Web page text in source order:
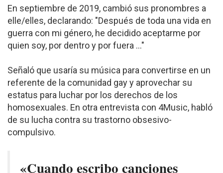
En septiembre de 2019, cambió sus pronombres a
elle/elles, declarando: "Después de toda una vida en
guerra con mi género, he decidido aceptarme por
quien soy, por dentro y por fuera ..."
Señaló que usaría su música para convertirse en un
referente de la comunidad gay y aprovechar su
estatus para luchar por los derechos de los
homosexuales. En otra entrevista con 4Music, habló
de su lucha contra su trastorno obsesivo-
compulsivo.
«Cuando escribo canciones